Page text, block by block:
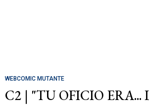
WEBCOMIC MUTANTE
C2 | "TU OFICIO ERA...